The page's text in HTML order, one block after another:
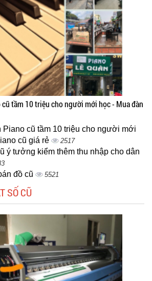
cũ tầm 10 triệu cho người mới học - Mua đàn
Piano cũ tầm 10 triệu cho người mới
cũ giá rẻ
2517
ý tưởng kiểm thêm thu nhập cho dân
đồ cũ 5521
SỐ CŨ